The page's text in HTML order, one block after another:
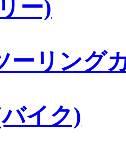
ー)
ーリング
イク)